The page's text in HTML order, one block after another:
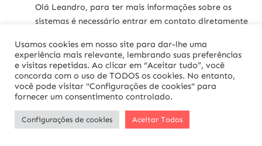
Olá Leandro, para ter mais informações sobre os
sistemas é necessário entrar em contato diretamente
Kleiber Militão disse: 20/04/2025 às 11:57
ola´Daniel, estou montando aqui em Fortaleza uma
Usamos cookies em nosso site para dar-lhe uma
experiência mais relevante, lembrando suas preferências
e visitas repetidas. Ao clicar em “Aceitar tudo”, você
concorda com o uso de TODOS os cookies. No entanto,
você pode visitar "Configurações de cookies" para
fornecer um consentimento controlado.
Configurações de cookies Aceitar Todos